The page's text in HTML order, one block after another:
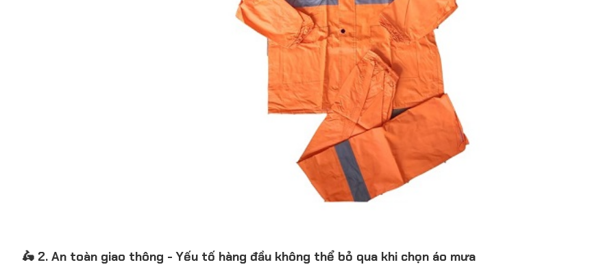
🛵 2. An toàn giao thông - Yếu tố hàng đầu không thể bỏ qua khi chọn áo mưa